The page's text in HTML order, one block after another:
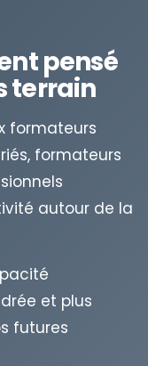
pensé
terrain
formateurs
formateurs
autour de la
et plus
futures